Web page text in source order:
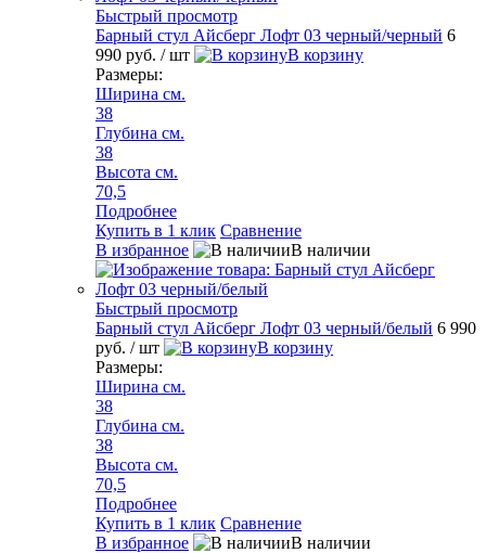
Быстрый просмотр
Барный стул Айсберг Лофт 03 черный/черный 6
990 руб. / шт
В корзину
Размеры:
Ширина см.
38
Глубина см.
38
Высота см.
70,5
Подробнее
Купить в 1 клик Сравнение
В избранное
В наличии
Быстрый просмотр
Барный стул Айсберг Лофт 03 черный/белый 6 990
руб. / шт
В корзину
Размеры:
Ширина см.
38
Глубина см.
38
Высота см.
70,5
Подробнее
Купить в 1 клик Сравнение
В избранное
В наличии